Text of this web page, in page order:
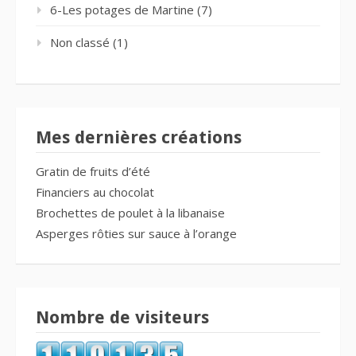
6-Les potages de Martine (7)
Non classé (1)
Mes dernières créations
Gratin de fruits d’été
Financiers au chocolat
Brochettes de poulet à la libanaise
Asperges rôties sur sauce à l’orange
Nombre de visiteurs